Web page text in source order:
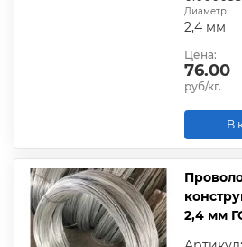
Диаметр:
2,4 мм
Цена:
76.00
руб/кг.
В
2,4 мм